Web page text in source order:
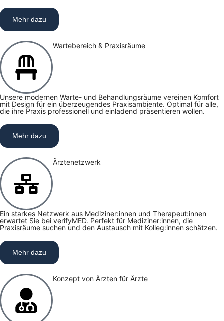
Mehr dazu
Wartebereich & Praxisräume
Unsere modernen Warte- und Behandlungsräume vereinen Komfort
mit Design für ein überzeugendes Praxisambiente. Optimal für alle,
die ihre Praxis professionell und einladend präsentieren wollen.
Mehr dazu
Ärztenetzwerk
Ein starkes Netzwerk aus Mediziner:innen und Therapeut:innen
erwartet Sie bei verifyMED. Perfekt für Mediziner:innen, die
Praxisräume suchen und den Austausch mit Kolleg:innen schätzen.
Mehr dazu
Konzept von Ärzten für Ärzte